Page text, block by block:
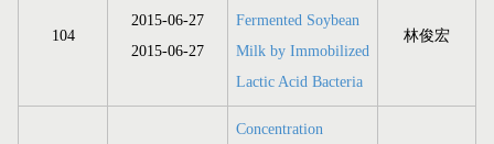
104
2015-06-27
2015-06-27
Fermented Soybean
Milk by Immobilized
Lactic Acid Bacteria
林俊宏
Concentration